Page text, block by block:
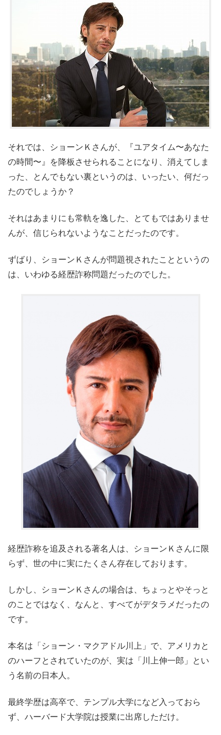
それでは、ショーンＫさんが、『ユアタイム〜あなた
の時間〜』を降板させられることになり、消えてしま
った、とんでもない裏というのは、いったい、何だっ
たのでしょうか？
それはあまりにも常軌を逸した、とてもではありませ
んが、信じられないようなことだったのです。
ずばり、ショーンＫさんが問題視されたことというの
は、いわゆる経歴詐称問題だったのでした。
経歴詐称を追及される著名人は、ショーンＫさんに限
らず、世の中に実にたくさん存在しております。
しかし、ショーンＫさんの場合は、ちょっとやそっと
のことではなく、なんと、すべてがデタラメだったの
です。
本名は「ショーン・マクアドル川上」で、アメリカと
のハーフとされていたのが、実は「川上伸一郎」とい
う名前の日本人。
最終学歴は高卒で、テンプル大学になど入っておら
ず、ハーバード大学院は授業に出席しただけ。